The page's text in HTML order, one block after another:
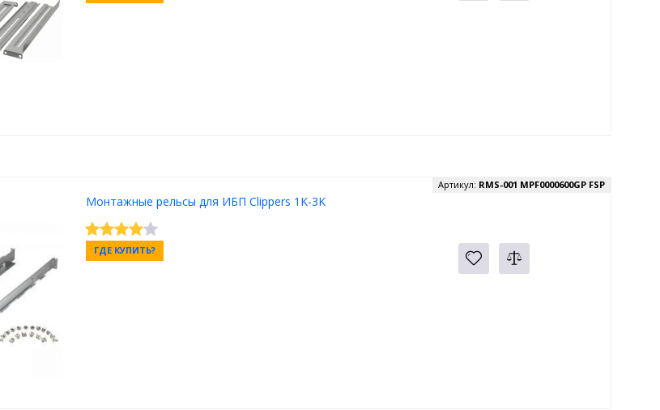
Монтажные рельсы для ИБП Clippers 1K-3K
Артикул: RMS-001 MPF0000600GP FSP
ГДЕ КУПИТЬ?